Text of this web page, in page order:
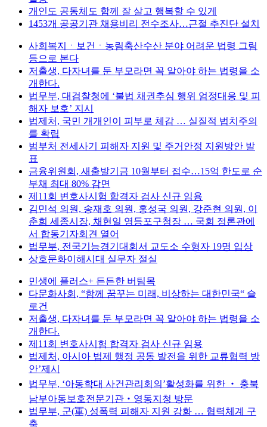
개인도 공동체도 함께 잘 살고 행복할 수 있게
1453개 공공기관 채용비리 전수조사…근절 추진단 설치
사회복지ㆍ보건ㆍ농림축산수산 분야 어려운 법령 그림
등으로 본다
저출생, 다자녀를 둔 부모라면 꼭 알아야 하는 법령을 소
개한다.
법무부, 대검찰청에 ‘불법 채권추심 행위 엄정대응 및 피
해자 보호’ 지시
법제처, 국민 개개인이 피부로 체감 … 실질적 법치주의
를 확립
범부처 전세사기 피해자 지원 및 주거안정 지원방안 발
표
금융위원회, 새출발기금 10월부터 접수…15억 한도로 순
부채 최대 80% 감면
제11회 변호사시험 합격자 검사 신규 임용
김민석 의원, 송재호 의원, 홍성국 의원, 강준현 의원, 이
춘희 세종시장, 채현일 영등포구청장 … 국회 정론관에
서 합동기자회견 열어
법무부, 전국기능경기대회서 교도소 수형자 19명 입상
상호문화이해시대 실무자 절실
민생에 플러스+ 든든한 버팀목
다문화사회, “함께 꿈꾸는 미래, 비상하는 대한민국“ 슬
로건
저출생, 다자녀를 둔 부모라면 꼭 알아야 하는 법령을 소
개한다.
제11회 변호사시험 합격자 검사 신규 임용
법제처, 아시아 법제 행정 공동 발전을 위한 교류협력 방
안’제시
법무부, ‘아동학대 사건관리회의’활성화를 위한 ‧ 충북
남부아동보호전문기관‧영동지청 방문
법무부, 군(軍) 성폭력 피해자 지원 강화 … 협력체계 구
축